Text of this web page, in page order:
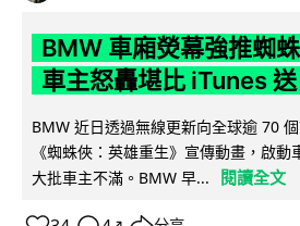
BMW 車廂熒幕強推蜘
車主怒轟堪比 iTunes
BMW 近日透過無線更新向全球逾 70
《蜘蛛俠：英雄重生》宣傳動畫，啟
大批車主不滿。BMW 早...
閱讀全文